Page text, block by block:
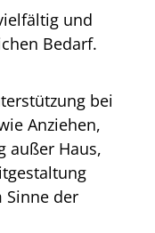
und
Bedarf.
bei
Anziehen,
außer Haus,
Sinne der